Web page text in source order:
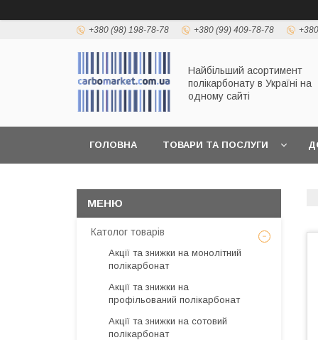
+380 (98) 198-78-78 +380 (99) 409-78-78
Найбільший асортимент
полікарбонату в Україні на
одному сайті
ГОЛОВНА ТОВАРИ ТА ПОСЛУГИ
Католог товарів
Акції та знижки на монолітний
полікарбонат
Акції та знижки на
профільований полікарбонат
Акції та знижки на сотовий
полікарбонат